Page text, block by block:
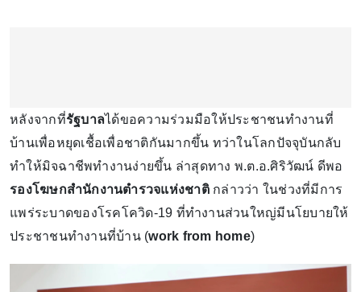
หลังจากที่รัฐบาลได้ขอความร่วมมือให้ประชาชนทำงานที่
บ้านเพื่อหยุดเชื้อเพื่อชาติกันมากขึ้น ทว่าในโลกปัจจุบันกลับ
ทำให้มิจฉาชีพทำงานง่ายขึ้น ล่าสุดทาง พ.ต.อ.ศิริวัฒน์ ดีพอ
รองโฆษกสำนักงานตำรวจแห่งชาติกล่าวว่า ในช่วงที่มีการ
แพร่ระบาดของโรคโควิด-19 ที่ทำงานส่วนใหญ่มีนโยบายให้
ประชาชนทำงานที่บ้าน (work from home)